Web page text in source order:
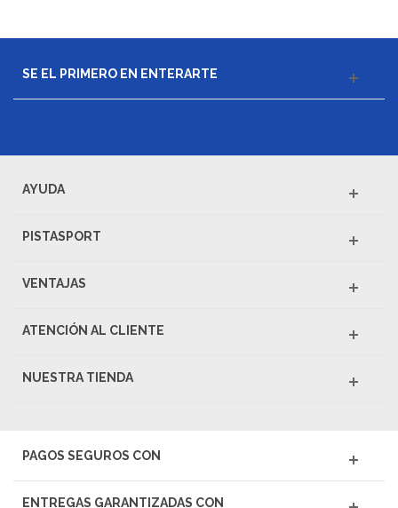
SE EL PRIMERO EN ENTERARTE
AYUDA
PISTASPORT
VENTAJAS
ATENCIÓN AL CLIENTE
NUESTRA TIENDA
PAGOS SEGUROS CON
ENTREGAS GARANTIZADAS CON